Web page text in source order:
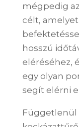
mégpedig
célt,
hosszú
eléréséhez,
egy olyan
segít elérni
Függetlenül